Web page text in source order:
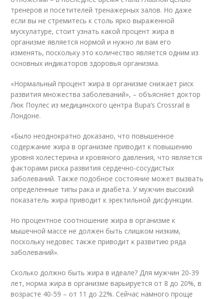
тренеров и посетителей тренажерных залов. Но даже
если вы не стремитесь к столь ярко выраженной
мускулатуре, стоит узнать какой процент жира в
организме является нормой и нужно ли вам его
изменять, поскольку это количество является одним из
основных индикаторов здоровья организма.
«Нормальный процент жира в организме снижает риск
развития множества заболеваний», – объясняет доктор
Люк Поулес из медицинского центра Bupa’s Crossrail в
Лондоне.
«Было неоднократно доказано, что повышенное
содержание жира в организме приводит к повышению
уровня холестерина и кровяного давления, что является
факторами риска развития сердечно-сосудистых
заболеваний. Также подобное состояние может вызвать
определенные типы рака и диабета. У мужчин высокий
показатель жира приводит к эректильной дисфункции.
Но процентное соотношение жира в организме к
мышечной массе не должен быть слишком низким,
поскольку недовес также приводит к развитию ряда
заболеваний».
Сколько должно быть жира в идеале? Для мужчин 20-39
лет, норма жира в организме варьируется от 8 до 20%, в
возрасте 40-59 – от 11 до 22%. Сейчас намного проще